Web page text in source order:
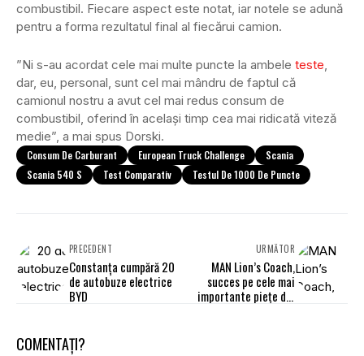
combustibil. Fiecare aspect este notat, iar notele se adună
pentru a forma rezultatul final al fiecărui camion.
”Ni s-au acordat cele mai multe puncte la ambele teste,
dar, eu, personal, sunt cel mai mândru de faptul că
camionul nostru a avut cel mai redus consum de
combustibil, oferind în acelaşi timp cea mai ridicată viteză
medie”, a mai spus Dorski.
Consum De Carburant European Truck Challenge
Scania
Scania 540 S
Test Comparativ Testul De 1000 De Puncte
PRECEDENT
Constanța cumpără 20
de autobuze electrice
BYD
URMĂTOR
MAN Lion’s Coach,
succes pe cele mai
importante piețe din
COMENTAȚI?